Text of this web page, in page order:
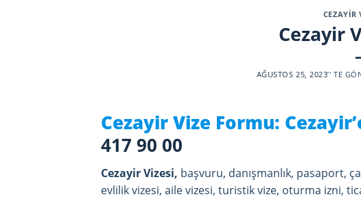
CEZAYIR
Cezayir
AĞUSTOS 25, 2023’' TE
Cezayir Vize Formu:
417 90 00
Cezayir Vizesi, başvuru, danışmanlık, pasaport,
evlilik vizesi, aile vizesi, turistik vize, oturma izni,